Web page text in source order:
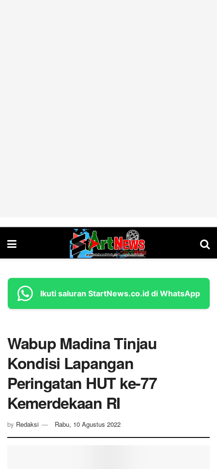
Ikuti saluran StartNews.co.id di WhatsApp
Wabup Madina Tinjau
Kondisi Lapangan
Peringatan HUT ke-77
Kemerdekaan RI
by Redaksi Rabu, 10 Agustus 2022